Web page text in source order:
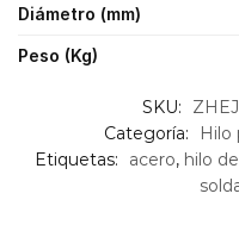
Diámetro (mm)
Peso (Kg)
SKU:
Categoría:
Hilo
Etiquetas:
acero, hilo